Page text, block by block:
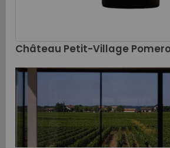
Château Petit-Village